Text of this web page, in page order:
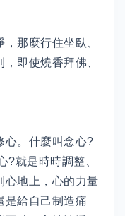
那麼行住坐臥、
即使燒香拜佛、
心。什麼叫念心?
?就是時時調整、
心地上，心的力量
是給自己制造痛